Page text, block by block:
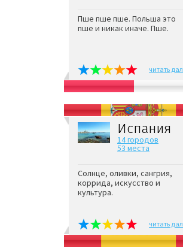
Пше пше пше. Польша это
пше и никак иначе. Пше.
читать
Испания
14 городов
53 места
Солнце, оливки, сангрия,
коррида, искусство и
культура.
читать